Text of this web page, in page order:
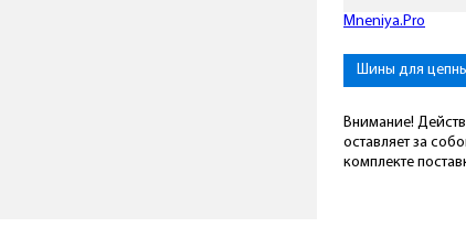
Mneniya.Pro
Шины для
Внимание!
оставляет за
комплекте